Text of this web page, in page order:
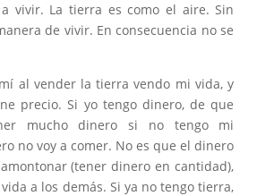
vivir. La tierra es como el aire. Sin
de vivir. En consecuencia no se
al vender la tierra vendo mi vida, y
precio. Si yo tengo dinero, de que
mucho dinero si no tengo mi
no voy a comer. No es que el dinero
(tener dinero en cantidad),
a los demás. Si ya no tengo tierra,